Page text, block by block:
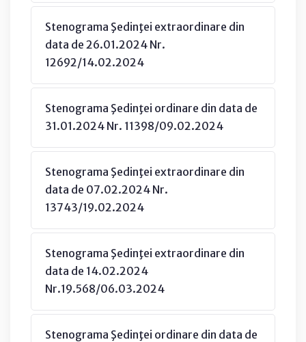
Stenograma Şedinţei extraordinare din
data de 26.01.2024 Nr.
12692/14.02.2024
Stenograma Şedinţei ordinare din data de
31.01.2024 Nr. 11398/09.02.2024
Stenograma Şedinţei extraordinare din
data de 07.02.2024 Nr.
13743/19.02.2024
Stenograma Şedinţei extraordinare din
data de 14.02.2024
Nr.19.568/06.03.2024
Stenograma Şedinţei ordinare din data de